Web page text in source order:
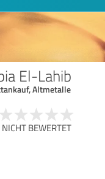
El-Lahib
Altmetalle
NICHT BEWERTET